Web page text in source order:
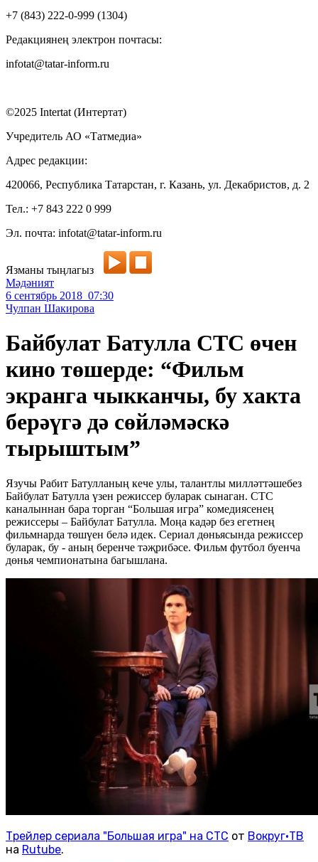
+7 (843) 222-0-999 (1304)
Редакциянең электрон почтасы:
infotat@tatar-inform.ru
©2025 Intertat (Интертат)
Учредитель АО «Татмедиа»
Адрес редакции:
420066, Республика Татарстан, г. Казань, ул. Декабристов, д. 2
Тел.: +7 843 222 0 999
Эл. почта: infotat@tatar-inform.ru
Язманы тыңлагыз
Мәдәният
6 сентябрь 2018 07:30
Чулпан Шакирова
Байбулат Батулла СТС өчен
кино төшерде: “Фильм
экранга чыкканчы, бу хакта
берәүгә дә сөйләмәскә
тырыштым”
Язучы Рабит Батулланың кече улы, талантлы милләттәшебез
Байбулат Батулла үзен режиссер буларак сынаган. СТС
каналыннан бара торган “Большая игра” комедиясенең
режиссеры – Байбулат Батулла. Моңа кадәр без егетнең
фильмнарда төшүен белә идек. Сериал дөньясында режиссер
буларак, бу - аның беренче тәҗрибәсе. Фильм футбол буенча
дөнья чемпионатына багышлана.
Трейлер сериала "Большая игра" на СТС от Вокруг•ТВ
на Rutube.